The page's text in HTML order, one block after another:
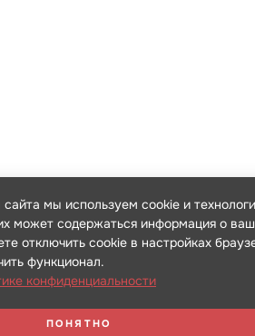
мы используем cookie и
может содержаться информация о
отключить cookie в настройках
функционал.
конфиденциальности
ПОНЯТНО